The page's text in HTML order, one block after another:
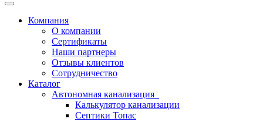
Компания
О компании
Сертификаты
Наши партнеры
Отзывы клиентов
Сотрудничество
Каталог
Автономная канализация
Калькулятор канализации
Септики Топас